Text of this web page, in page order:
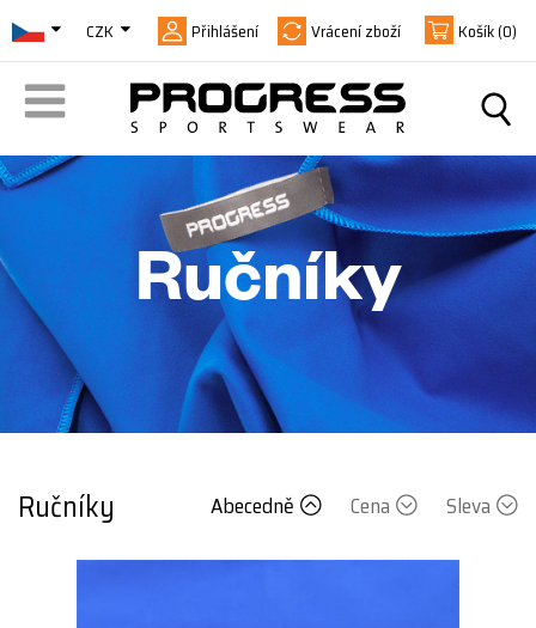
CZK Přihlášení Vrácení zboží Košík(0)
Ručníky
Ručníky Abecedně Cena Sleva